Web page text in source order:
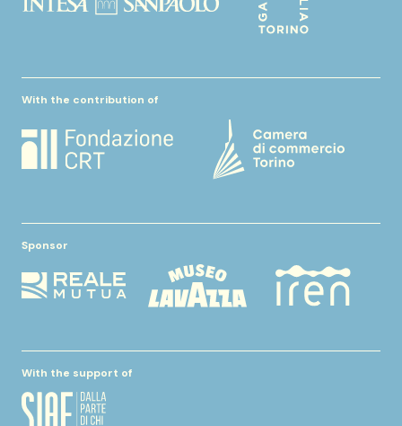
With the contribution of
Sponsor
With the support of